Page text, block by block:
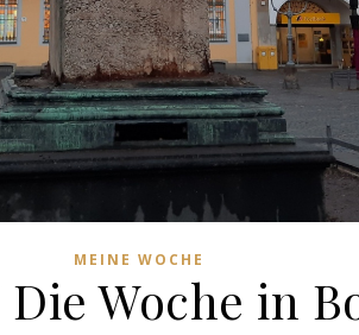
MEINE WOCHE
Die Woche in